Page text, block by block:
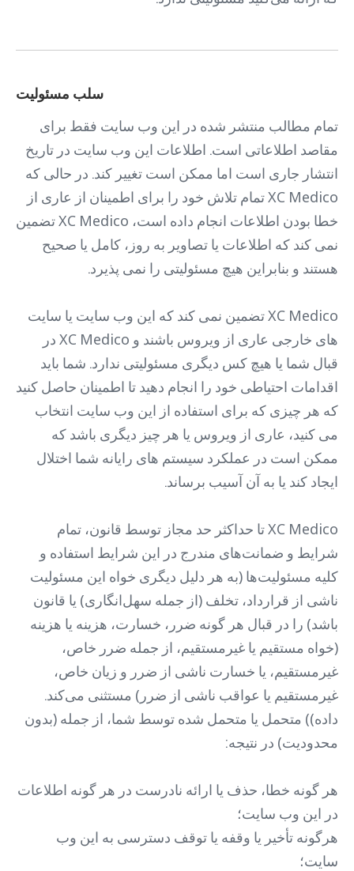
سلب مسئولیت
تمام مطالب منتشر شده در این وب سایت فقط برای
مقاصد اطلاعاتی است. اطلاعات این وب سایت در تاریخ
انتشار جاری است اما ممکن است تغییر کند. در حالی که
XC Medico تمام تلاش خود را برای اطمینان از عاری از
خطا بودن اطلاعات انجام داده است، XC Medico تضمین
نمی کند که اطلاعات یا تصاویر به روز، کامل یا صحیح
هستند و بنابراین هیچ مسئولیتی را نمی پذیرد.
XC Medico تضمین نمی کند که این وب سایت یا سایت
های خارجی عاری از ویروس باشند و XC Medico در
قبال شما یا هیچ کس دیگری مسئولیتی ندارد. شما باید
اقدامات احتیاطی خود را انجام دهید تا اطمینان حاصل کنید
که هر چیزی که برای استفاده از این وب سایت انتخاب
می کنید، عاری از ویروس یا هر چیز دیگری باشد که
ممکن است در عملکرد سیستم های رایانه شما اختلال
ایجاد کند یا به آن آسیب برساند.
XC Medico تا حداکثر حد مجاز توسط قانون، تمام
شرایط و ضمانت‌های مندرج در این شرایط استفاده و
کلیه مسئولیت‌ها (به هر دلیل دیگری خواه این مسئولیت
ناشی از قرارداد، تخلف (از جمله سهل‌انگاری) یا قانون
باشد) را در قبال هر گونه ضرر، خسارت، هزینه یا هزینه
(خواه مستقیم یا غیرمستقیم، از جمله ضرر خاص،
غیرمستقیم، یا خسارت ناشی از ضرر و زیان خاص،
غیرمستقیم یا عواقب ناشی از ضرر) مستثنی می‌کند.
داده)) متحمل یا متحمل شده توسط شما، از جمله (بدون
محدودیت) در نتیجه:
هر گونه خطا، حذف یا ارائه نادرست در هر گونه اطلاعات
در این وب سایت؛
هرگونه تأخیر یا وقفه یا توقف دسترسی به این وب
سایت؛